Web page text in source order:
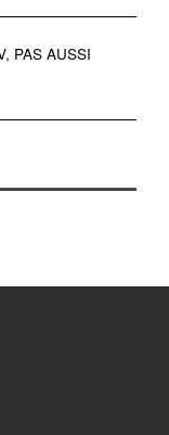
PAS AUSSI